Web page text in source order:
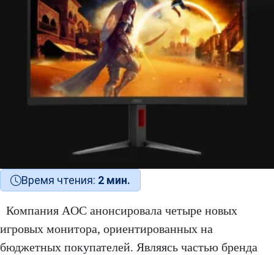
Время чтения: 2 мин.
Компания AOC анонсировала четыре новых
игровых монитора, ориентированных на
бюджетных покупателей. Являясь частью бренда